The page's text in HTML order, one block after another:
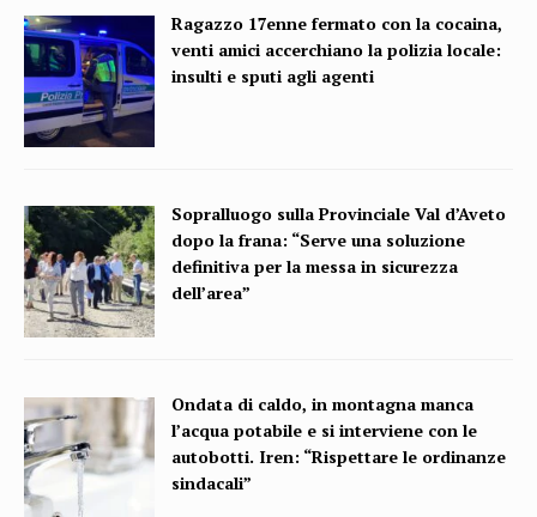
Ragazzo 17enne fermato con la cocaina,
venti amici accerchiano la polizia locale:
insulti e sputi agli agenti
Sopralluogo sulla Provinciale Val d’Aveto
dopo la frana: “Serve una soluzione
definitiva per la messa in sicurezza
dell’area”
Ondata di caldo, in montagna manca
l’acqua potabile e si interviene con le
autobotti. Iren: “Rispettare le ordinanze
sindacali”